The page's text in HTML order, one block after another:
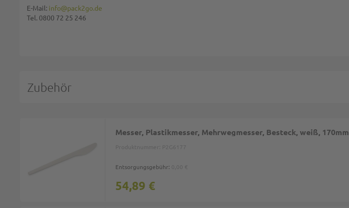
E-Mail: info@pack2go.de
Tel. 0800 72 25 246
Zubehör
Messer, Plastikmesser, Mehrwegmesser, Besteck, weiß, 170mm
Entsorgungsgebühr:
54,89 €